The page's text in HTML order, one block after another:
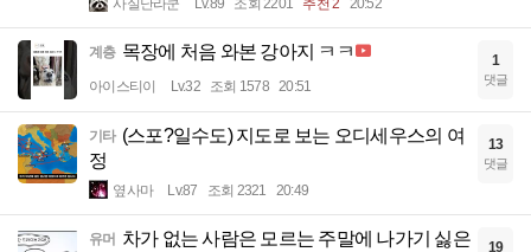
사실난라쿤 Lv.89 조회 2201 추천 2 20:52
계층 목장에 처음 와본 강아지 ㅋㅋ
아이스티이 Lv.32 조회 1578 20:51
1
댓글
기타 (스포?일수도) 지도로 보는 오디세우스의 여
정
옆사마 Lv.87 조회 2321 20:49
13
댓글
유머 차가 없는 사람은 모르는 주말에 나가기 싫은
19